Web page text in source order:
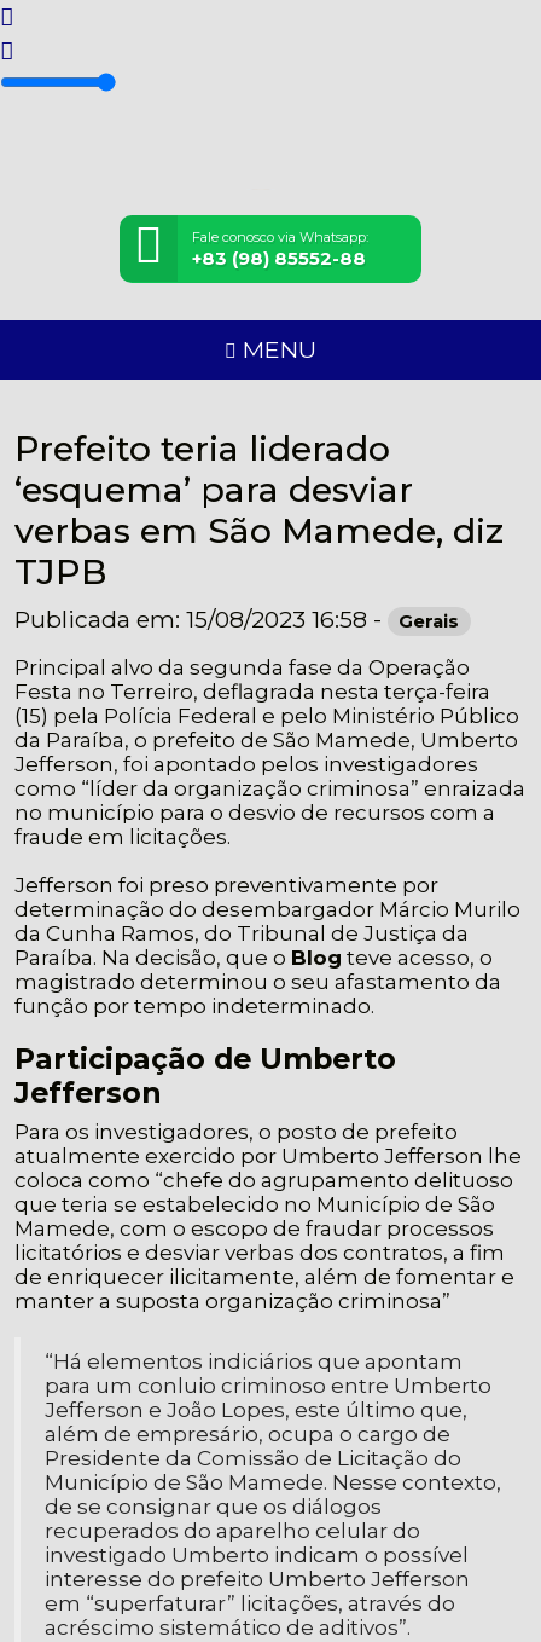
Fale conosco via Whatsapp:
+83 (98) 85552-88
MENU
Prefeito teria liderado
‘esquema’ para desviar
verbas em São Mamede, diz
TJPB
Publicada em: 15/08/2023 16:58 - Gerais
Principal alvo da segunda fase da Operação
Festa no Terreiro, deflagrada nesta terça-feira
(15) pela Polícia Federal e pelo Ministério Público
da Paraíba, o prefeito de São Mamede, Umberto
Jefferson, foi apontado pelos investigadores
como “líder da organização criminosa” enraizada
no município para o desvio de recursos com a
fraude em licitações.
Jefferson foi preso preventivamente por
determinação do desembargador Márcio Murilo
da Cunha Ramos, do Tribunal de Justiça da
Paraíba. Na decisão, que o Blog teve acesso, o
magistrado determinou o seu afastamento da
função por tempo indeterminado.
Participação de Umberto
Jefferson
Para os investigadores, o posto de prefeito
atualmente exercido por Umberto Jefferson lhe
coloca como “chefe do agrupamento delituoso
que teria se estabelecido no Município de São
Mamede, com o escopo de fraudar processos
licitatórios e desviar verbas dos contratos, a fim
de enriquecer ilicitamente, além de fomentar e
manter a suposta organização criminosa”
“Há elementos indiciários que apontam
para um conluio criminoso entre Umberto
Jefferson e João Lopes, este último que,
além de empresário, ocupa o cargo de
Presidente da Comissão de Licitação do
Município de São Mamede. Nesse contexto,
de se consignar que os diálogos
recuperados do aparelho celular do
investigado Umberto indicam o possível
interesse do prefeito Umberto Jefferson
em “superfaturar” licitações, através do
acréscimo sistemático de aditivos”.